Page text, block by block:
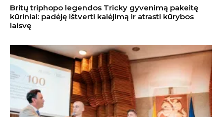
Britų triphopo legendos Tricky gyvenimą pakeitę
kūriniai: padėję ištverti kalėjimą ir atrasti kūrybos
laisvę